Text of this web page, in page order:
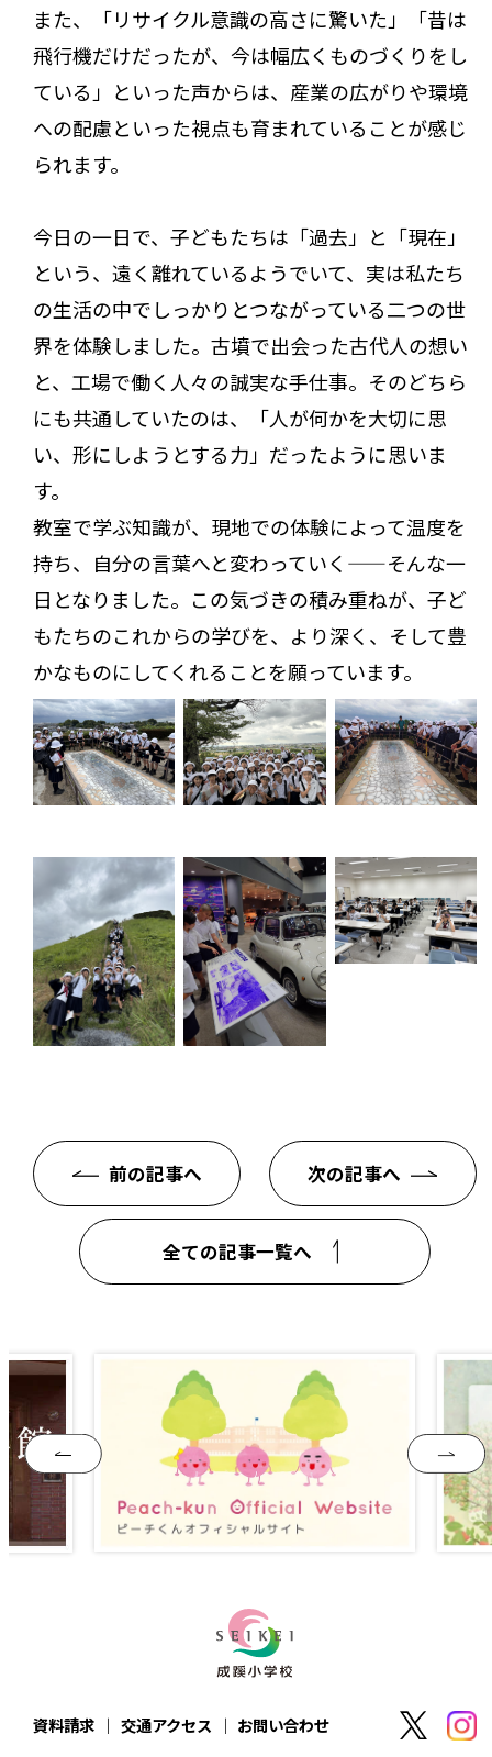
また、「リサイクル意識の高さに驚いた」「昔は
飛行機だけだったが、今は幅広くものづくりをし
ている」といった声からは、産業の広がりや環境
への配慮といった視点も育まれていることが感じ
られます。
今日の一日で、子どもたちは「過去」と「現在」
という、遠く離れているようでいて、実は私たち
の生活の中でしっかりとつながっている二つの世
界を体験しました。古墳で出会った古代人の想い
と、工場で働く人々の誠実な手仕事。そのどちら
にも共通していたのは、「人が何かを大切に思
い、形にしようとする力」だったように思いま
す。
教室で学ぶ知識が、現地での体験によって温度を
持ち、自分の言葉へと変わっていく——そんな一
日となりました。この気づきの積み重ねが、子ど
もたちのこれからの学びを、より深く、そして豊
かなものにしてくれることを願っています。
前の記事へ
全ての記事一覧へ
次の記事へ
資料請求 交通アクセス お問い合わせ